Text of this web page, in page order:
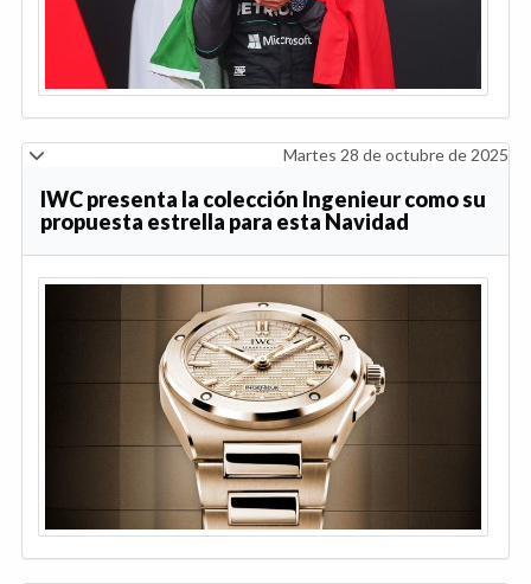
Martes 28 de octubre de 2025
IWC presenta la colección Ingenieur como su
propuesta estrella para esta Navidad